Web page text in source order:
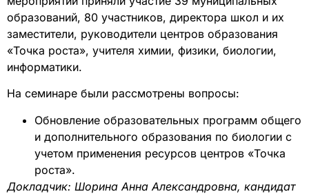
образований, 80 участников, директора школ и их
заместители, руководители центров образования
«Точка роста», учителя химии, физики, биологии,
информатики.
На семинаре были рассмотрены вопросы:
Обновление образовательных программ общего
и дополнительного образования по биологии с
учетом применения ресурсов центров «Точка
роста».
Докладчик: Шорина Анна Александровна, кандидат